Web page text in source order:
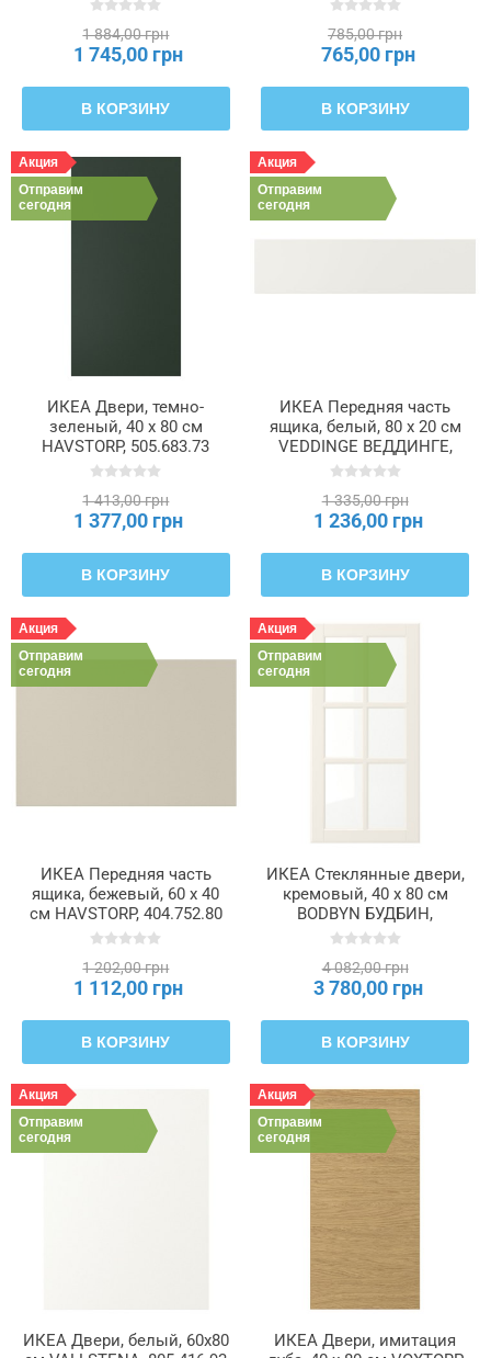
1 884,00 грн
1 745,00 грн
В КОРЗИНУ
785,00 грн
765,00 грн
В КОРЗИНУ
Акция
Отправим
сегодня
ИКЕА Двери, темно-
зеленый, 40 x 80 см
HAVSTORP, 505.683.73
1 413,00 грн
1 377,00 грн
В КОРЗИНУ
Акция
Отправим
сегодня
ИКЕА Передняя часть
ящика, белый, 80 x 20 см
VEDDINGE ВЕДДИНГЕ,
802.054.27
1 335,00 грн
1 236,00 грн
В КОРЗИНУ
Акция
Отправим
сегодня
ИКЕА Передняя часть
ящика, бежевый, 60 x 40
см HAVSTORP, 404.752.80
1 202,00 грн
1 112,00 грн
В КОРЗИНУ
Акция
Отправим
сегодня
ИКЕА Стеклянные двери,
кремовый, 40 x 80 см
BODBYN БУДБИН,
104.850.49
4 082,00 грн
3 780,00 грн
В КОРЗИНУ
Акция
Отправим
сегодня
ИКЕА Двери, белый, 60x80
Акция
Отправим
сегодня
ИКЕА Двери, имитация